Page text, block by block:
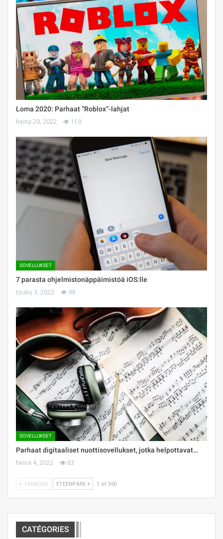
Loma 2020: Parhaat ”Roblox”-lahjat
heinä 29, 2022 119
SOVELLUKSET
7 parasta ohjelmistonäppäimistöä iOS:lle
touko 3, 2022 99
SOVELLUKSET
Parhaat digitaaliset nuottisovellukset, jotka helpottavat…
heinä 4, 2022 83
TAKAISIN ETEENPÄIN 1 of 360
CATÉGORIES